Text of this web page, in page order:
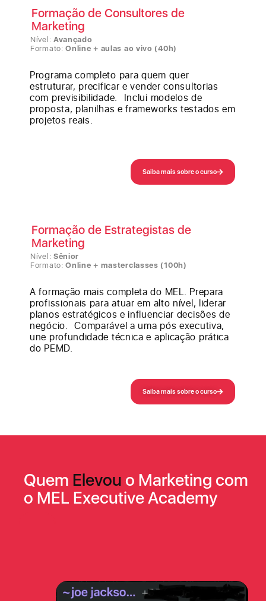
Formação de Consultores de
Marketing
Nível: Avançado
Formato:Online + aulas ao vivo (40h)
Programa completo para quem quer
estruturar, precificar e vender consultorias
com previsibilidade. Inclui modelos de
proposta, planilhas e frameworks testados em
projetos reais.
Saiba mais sobre o curso
Formação de Estrategistas de
Marketing
Nível: Sênior
Formato:Online + masterclasses (100h)
A formação mais completa do MEL. Prepara
profissionais para atuar em alto nível, liderar
planos estratégicos e influenciar decisões de
negócio. Comparável a uma pós executiva,
une profundidade técnica e aplicação prática
do PEMD.
Saiba mais sobre o curso
Quem Elevou o Marketing com
o MEL Executive Academy